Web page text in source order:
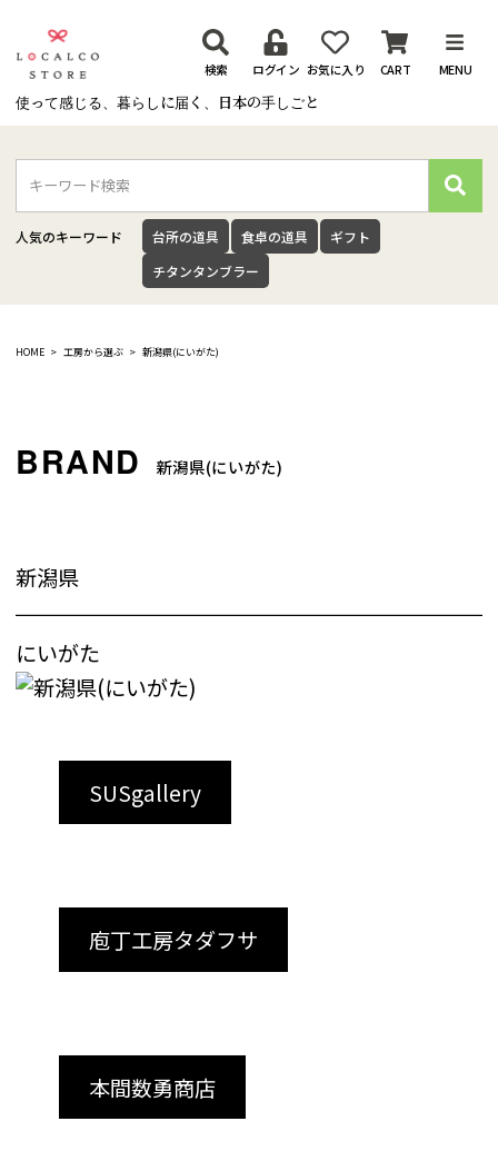
使って感じる、暮らしに届く、日本の手しごと
検索 ログイン お気に入り CART MENU
検
索
人気のキーワード 台所の道具 食卓の道具
ギフト
チタンタンブラー
HOME 工房から選ぶ 新潟県(にいがた)
新潟県(にいがた)
新潟県
にいがた
SUSgallery
庖丁工房タダフサ
本間数勇商店